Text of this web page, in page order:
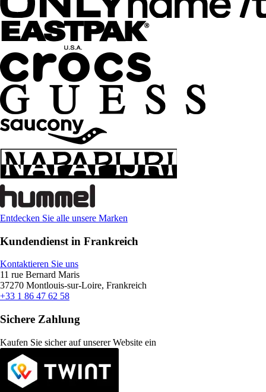
Entdecken Sie alle unsere Marken
Kundendienst in Frankreich
Kontaktieren Sie uns
11 rue Bernard Maris
37270 Montlouis-sur-Loire, Frankreich
+33 1 86 47 62 58
Sichere Zahlung
Kaufen Sie sicher auf unserer Website ein